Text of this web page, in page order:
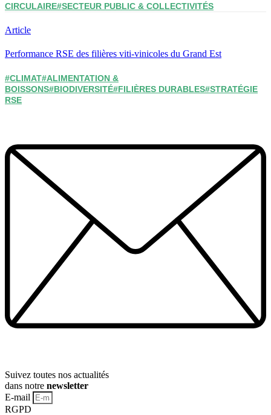
CIRCULAIRE#SECTEUR PUBLIC & COLLECTIVITÉS
Article
Performance RSE des filières viti-vinicoles du Grand Est
#CLIMAT#ALIMENTATION &
BOISSONS#BIODIVERSITÉ#FILIÈRES DURABLES#STRATÉGIE
RSE
Suivez toutes nos actualités
dans notre newsletter
E-mail
RGPD